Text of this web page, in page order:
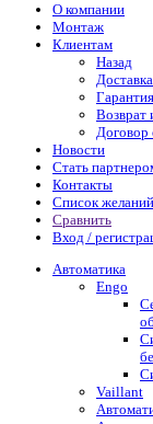
О компании
Монтаж
Клиентам
Назад
Гарантия
Возврат
Договор
Новости
Стать
Контакты
Список желаний
Сравнить
Вход /
Автоматика
Engo
Vaillant